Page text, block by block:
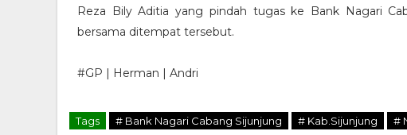
Reza Bily Aditia yang pindah tugas ke Bank Nagari
bersama ditempat tersebut.
#GP | Herman | Andri
Tags # Bank Nagari Cabang Sijunjung # Kab.Sijunjung #